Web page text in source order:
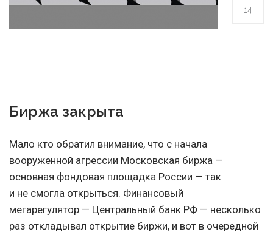
14
Биржа закрыта
Мало кто обратил внимание, что с начала
вооруженной агрессии Московская биржа —
основная фондовая площадка России — так
и не смогла открыться. Финансовый
мегарегулятор — Центральный банк РФ — несколько
раз откладывал открытие биржи, и вот в очередной